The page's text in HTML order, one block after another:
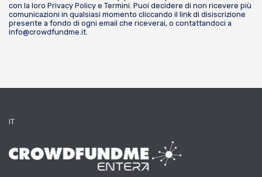
con la loro Privacy Policy e Termini . Puoi decidere di non ricevere più
comunicazioni in qualsiasi momento cliccando il link di disiscrizione
presente a fondo di ogni email che riceverai, o contattandoci a
info@crowdfundme.it
IT